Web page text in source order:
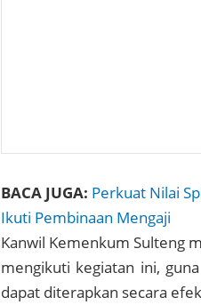
BACA JUGA: Perkuat Nilai
Ikuti Pembinaan Mengaji
Kanwil Kemenkum Sulteng
mengikuti kegiatan ini,
dapat diterapkan secara